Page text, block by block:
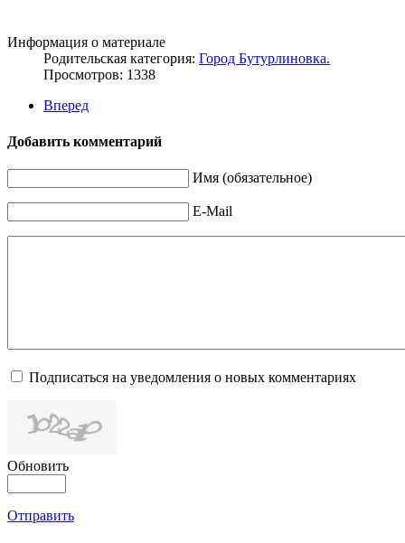
Информация о материале
Родительская категория: Город Бутурлиновка.
Просмотров: 1338
Вперед
Добавить комментарий
Имя (обязательное)
E-Mail
Подписаться на уведомления о новых комментариях
Обновить
Отправить